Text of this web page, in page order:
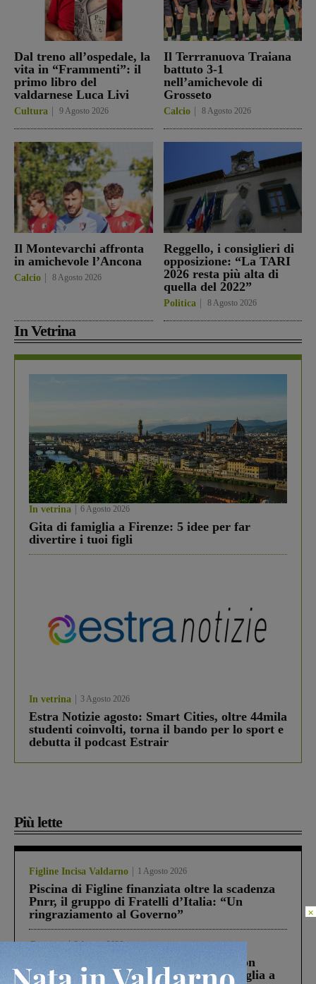
Dal treno all’ospedale, la
vita in “Frammenti”: il
primo libro del
valdarnese Luca Livi
Cultura 9 Agosto 2026
Il Terrranuova Traiana
battuto 3-1
nell’amichevole di
Grosseto
Calcio 8 Agosto 2026
Il Montevarchi affronta
in amichevole l’Ancona
Calcio 8 Agosto 2026
Reggello, i consiglieri di
opposizione: “La TARI
2026 resta più alta di
quella del 2022”
Politica 8 Agosto 2026
In Vetrina
In vetrina 6 Agosto 2026
Gita di famiglia a Firenze: 5 idee per far
divertire i tuoi figli
In vetrina 3 Agosto 2026
Estra Notizie agosto: Smart Cities, oltre 44mila
studenti coinvolti, torna il bando per lo sport e
debutta il podcast Estrair
Più lette
Figline Incisa Valdarno 1 Agosto 2026
Piscina di Figline finanziata oltre la scadenza
Pnrr, il gruppo di Fratelli d’Italia: “Un
ringraziamento al Governo”
Cronaca 3 Agosto 2026
Scomparso da una struttura di Castiglion
Fiorentino l’uomo che aveva ucciso la figlia a
×